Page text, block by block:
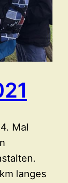
Mal
langes